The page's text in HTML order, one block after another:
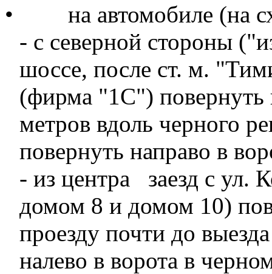
•
на автомобиле (на
- с северной стороны
шоссе, после ст. м.
(фирма "1С") повернуть
метров вдоль черного
повернуть направо в
- из центра заезд с ул.
домом 8 и домом 10)
проезду почти до
налево в ворота в